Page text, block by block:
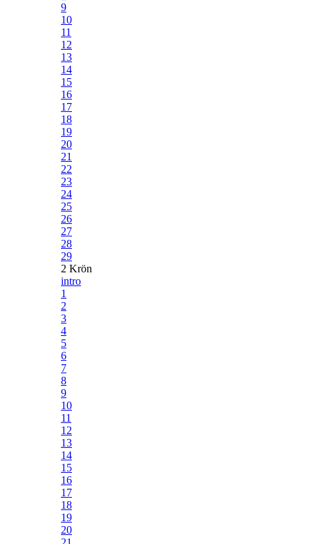
9
10
11
12
13
14
15
16
17
18
19
20
21
22
23
24
25
26
27
28
29
2 Krön
intro
1
2
3
4
5
6
7
8
9
10
11
12
13
14
15
16
17
18
19
20